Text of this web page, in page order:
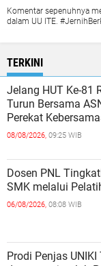
Komentar sepenuhnya
dalam UU ITE.
TERKINI
Jelang HUT Ke-81
Turun Bersama
Perekat
08/08/2026, 09:25 WIB
Dosen PNL
SMK melalui
06/08/2026, 08:08 WIB
Prodi Penjas